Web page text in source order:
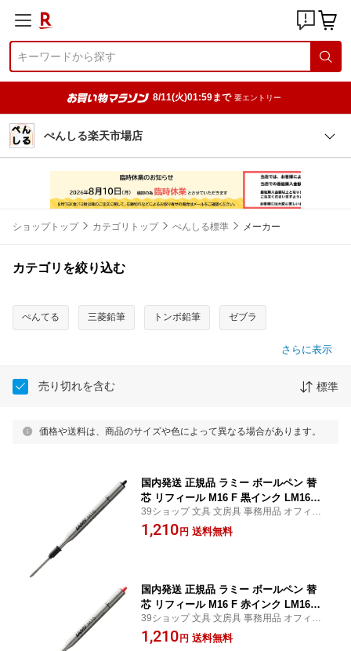
8/11(火)01:59まで 要エントリー
ぺんしる楽天市場店
ショップトップ カテゴリトップ ぺんしる標準 メーカー
カテゴリを絞り込む
ぺんてる 三菱鉛筆 トンボ鉛筆 ゼブラ
さらに表示
売り切れを含む 標準
価格や送料は、商品のサイズや色によって異なる場合があります。
国内発送 正規品 ラミー ボールペン 替
芯 リフィール M16 F 黒インク LM16FB
K LAMY 高級文具 大人文具 お祝い 三菱
鉛筆 MITSUBISHI
39ショップ 文具 文房具 事務用品 オフィス
ステーショナリー 日用品 日用雑貨 ファン
シー 女の子 男の子 景品 イベント
1,210円 送料無料
国内発送 正規品 ラミー ボールペン 替
芯 リフィール M16 F 赤インク LM16FR
D LAMY 高級文具 大人文具 お祝い 三菱
鉛筆 MITSUBISHI
39ショップ 文具 文房具 事務用品 オフィス
ステーショナリー 日用品 日用雑貨 ファン
シー 女の子 男の子 景品 イベント
1,210円 送料無料